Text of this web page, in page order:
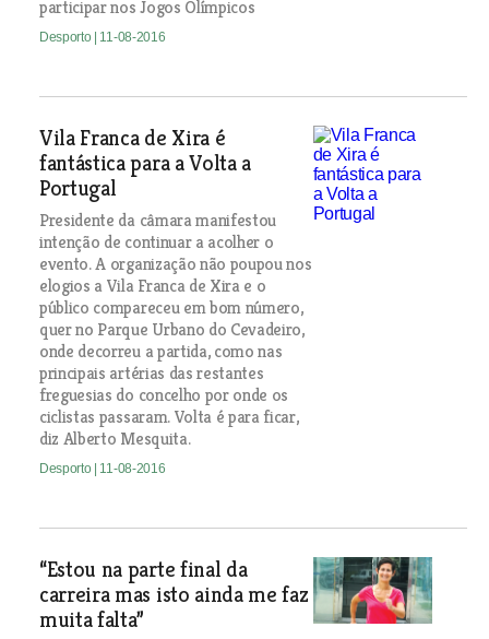
participar nos Jogos Olímpicos
Desporto | 11-08-2016
Vila Franca de Xira é
fantástica para a Volta a
Portugal
Presidente da câmara manifestou
intenção de continuar a acolher o
evento. A organização não poupou nos
elogios a Vila Franca de Xira e o
público compareceu em bom número,
quer no Parque Urbano do Cevadeiro,
onde decorreu a partida, como nas
principais artérias das restantes
freguesias do concelho por onde os
ciclistas passaram. Volta é para ficar,
diz Alberto Mesquita.
Desporto | 11-08-2016
“Estou na parte final da
carreira mas isto ainda me faz
muita falta”